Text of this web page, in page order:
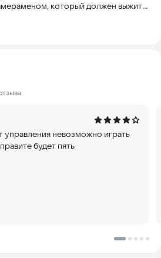
который должен выжить
не требует сложных настроек и
локации, которые предлагают
от обычных туалетных
опасных боссов.
собирать улучшения и
смелые и умелые камерамены и
все препятствия войны и
управления невозможно играть
будет пять